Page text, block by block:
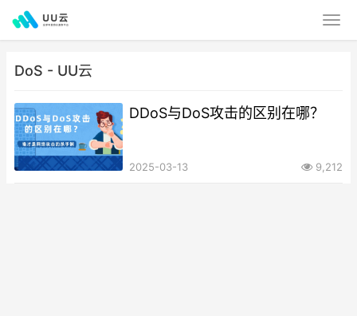
DoS - UU云
DDoS与DoS攻击的区别在哪？
2025-03-13 9,212